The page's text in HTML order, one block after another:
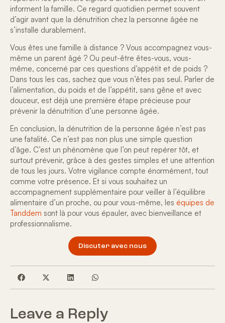
informent la famille. Ce regard quotidien permet souvent
d’agir avant que la dénutrition chez la personne âgée ne
s’installe durablement.
Vous êtes une famille à distance ? Vous accompagnez vous-
même un parent âgé ? Ou peut-être êtes-vous, vous-
même, concerné par ces questions d’appétit et de poids ?
Dans tous les cas, sachez que vous n’êtes pas seul. Parler de
l’alimentation, du poids et de l’appétit, sans gêne et avec
douceur, est déjà une première étape précieuse pour
prévenir la dénutrition d’une personne âgée.
En conclusion, la dénutrition de la personne âgée n’est pas
une fatalité. Ce n’est pas non plus une simple question
d’âge. C’est un phénomène que l’on peut repérer tôt, et
surtout prévenir, grâce à des gestes simples et une attention
de tous les jours. Votre vigilance compte énormément, tout
comme votre présence. Et si vous souhaitez un
accompagnement supplémentaire pour veiller à l’équilibre
alimentaire d’un proche, ou pour vous-même, les équipes de
Tanddem sont là pour vous épauler, avec bienveillance et
professionnalisme.
Discuter avec nous
Leave a Reply